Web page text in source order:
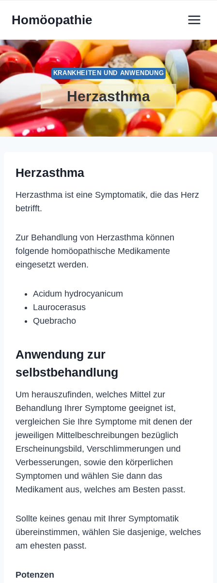
InhaltHomöopathie
KRANKHEITEN UND ANWENDUNG
Herzasthma
Herzasthma
Herzasthma ist eine Symptomatik, die das Herz
betrifft.
Zur Behandlung von Herzasthma können
folgende homöopathische Medikamente
eingesetzt werden.
Acidum hydrocyanicum
Laurocerasus
Quebracho
Anwendung zur
selbstbehandlung
Um herauszufinden, welches Mittel zur
Behandlung Ihrer Symptome geeignet ist,
vergleichen Sie Ihre Symptome mit denen der
jeweiligen Mittelbeschreibungen bezüglich
Erscheinungsbild, Verschlimmerungen und
Verbesserungen, sowie den körperlichen
Symptomen und wählen Sie dann das
Medikament aus, welches am Besten passt.
Sollte keines genau mit Ihrer Symptomatik
übereinstimmen, wählen Sie dasjenige, welches
am ehesten passt.
Potenzen